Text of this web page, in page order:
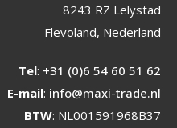
8243 RZ Lelystad
Flevoland, Nederland
Tel: +31 (0)6 54 60 51 62
E-mail: info@maxi-trade.nl
BTW: NL001591968B37